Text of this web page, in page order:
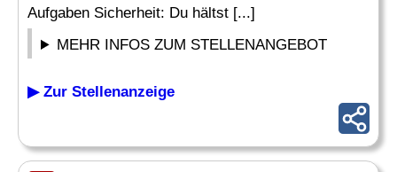
Aufgaben Sicherheit: Du hältst [...]
MEHR INFOS ZUM STELLENANGEBOT
▶ Zur Stellenanzeige